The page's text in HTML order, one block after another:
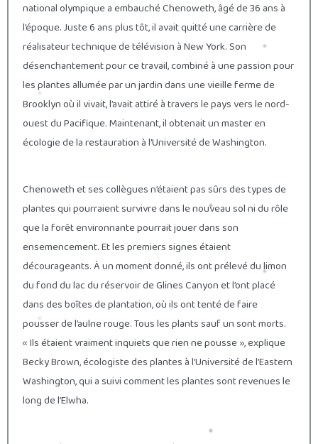
national olympique a embauché Chenoweth, âgé de 36 ans à
l’époque. Juste 6 ans plus tôt, il avait quitté une carrière de
réalisateur technique de télévision à New York. Son
désenchantement pour ce travail, combiné à une passion pour
les plantes allumée par un jardin dans une vieille ferme de
Brooklyn où il vivait, l’avait attiré à travers le pays vers le nord-
ouest du Pacifique. Maintenant, il obtenait un master en
écologie de la restauration à l’Université de Washington.
Chenoweth et ses collègues n’étaient pas sûrs des types de
plantes qui pourraient survivre dans le nouveau sol ni du rôle
que la forêt environnante pourrait jouer dans son
ensemencement. Et les premiers signes étaient
décourageants. À un moment donné, ils ont prélevé du limon
du fond du lac du réservoir de Glines Canyon et l’ont placé
dans des boîtes de plantation, où ils ont tenté de faire
pousser de l’aulne rouge. Tous les plants sauf un sont morts.
« Ils étaient vraiment inquiets que rien ne pousse », explique
Becky Brown, écologiste des plantes à l’Université de l’Eastern
Washington, qui a suivi comment les plantes sont revenues le
long de l’Elwha.